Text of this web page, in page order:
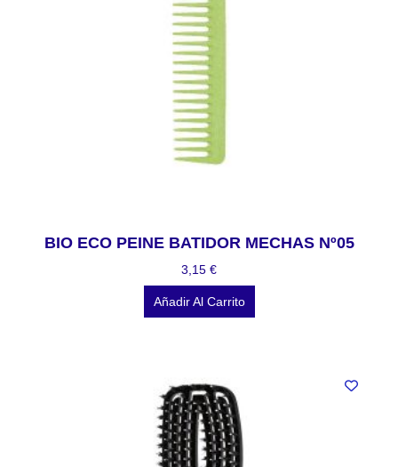
BIO ECO PEINE BATIDOR MECHAS Nº05
3,15 €
Añadir Al Carrito